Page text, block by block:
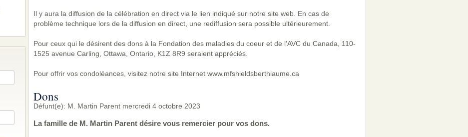
Il y aura la diffusion de la célébration en direct via le lien indiqué sur notre site web. En cas de
problème technique lors de la diffusion en direct, une rediffusion sera possible ultérieurement.
Pour ceux qui le désirent des dons à la Fondation des maladies du coeur et de l'AVC du Canada, 110-
1525 avenue Carling, Ottawa, Ontario, K1Z 8R9 seraient appréciés.
Pour offrir vos condoléances, visitez notre site Internet www.mfshieldsberthiaume.ca
Dons
Défunt(e): M. Martin Parent mercredi 4 octobre 2023
La famille de M. Martin Parent désire vous remercier pour vos dons.